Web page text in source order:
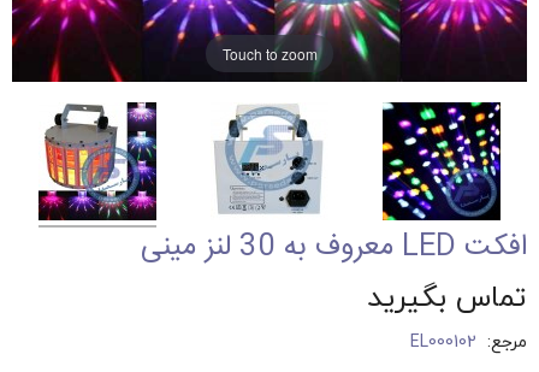
Touch to zoom
افکت LED معروف به 30 لنز مینی
تماس بگیرید
مرجع: EL000102